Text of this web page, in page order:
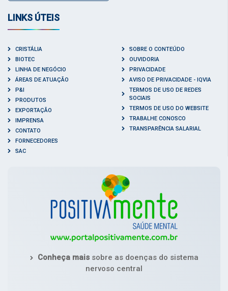
LINKS ÚTEIS
CRISTÁLIA
BIOTEC
LINHA DE NEGÓCIO
ÁREAS DE ATUAÇÃO
P&I
PRODUTOS
EXPORTAÇÃO
IMPRENSA
CONTATO
FORNECEDORES
SAC
SOBRE O CONTEÚDO
OUVIDORIA
PRIVACIDADE
AVISO DE PRIVACIDADE - IQVIA
TERMOS DE USO DE REDES
SOCIAIS
TERMOS DE USO DO WEBSITE
TRABALHE CONOSCO
TRANSPARÊNCIA SALARIAL
Conheça maissobre as doenças do sistema
nervoso central